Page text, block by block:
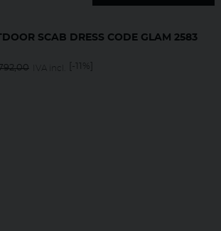
SCAB DRESS CODE GLAM 2583
IVA incl. [-11%]